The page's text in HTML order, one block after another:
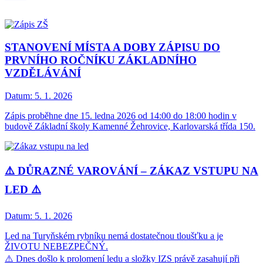
STANOVENÍ MÍSTA A DOBY ZÁPISU DO
PRVNÍHO ROČNÍKU ZÁKLADNÍHO
VZDĚLÁVÁNÍ
Datum: 5. 1. 2026
Zápis proběhne dne 15. ledna 2026 od 14:00 do 18:00 hodin v
budově Základní školy Kamenné Žehrovice, Karlovarská třída 150.
⚠️ DŮRAZNÉ VAROVÁNÍ – ZÁKAZ VSTUPU NA
LED ⚠️
Datum: 5. 1. 2026
Led na Turyňském rybníku nemá dostatečnou tloušťku a je
ŽIVOTU NEBEZPEČNÝ.
⚠️ Dnes došlo k prolomení ledu a složky IZS právě zasahují při